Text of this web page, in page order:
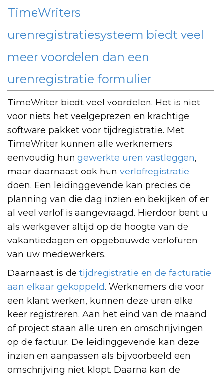
TimeWriters
urenregistratiesysteem biedt veel
meer voordelen dan een
urenregistratie formulier
TimeWriter biedt veel voordelen. Het is niet
voor niets het veelgeprezen en krachtige
software pakket voor tijdregistratie. Met
TimeWriter kunnen alle werknemers
eenvoudig hun gewerkte uren vastleggen,
maar daarnaast ook hun verlofregistratie
doen. Een leidinggevende kan precies de
planning van die dag inzien en bekijken of er
al veel verlof is aangevraagd. Hierdoor bent u
als werkgever altijd op de hoogte van de
vakantiedagen en opgebouwde verlofuren
van uw medewerkers.
Daarnaast is de tijdregistratie en de facturatie
aan elkaar gekoppeld. Werknemers die voor
een klant werken, kunnen deze uren elke
keer registreren. Aan het eind van de maand
of project staan alle uren en omschrijvingen
op de factuur. De leidinggevende kan deze
inzien en aanpassen als bijvoorbeeld een
omschrijving niet klopt. Daarna kan de